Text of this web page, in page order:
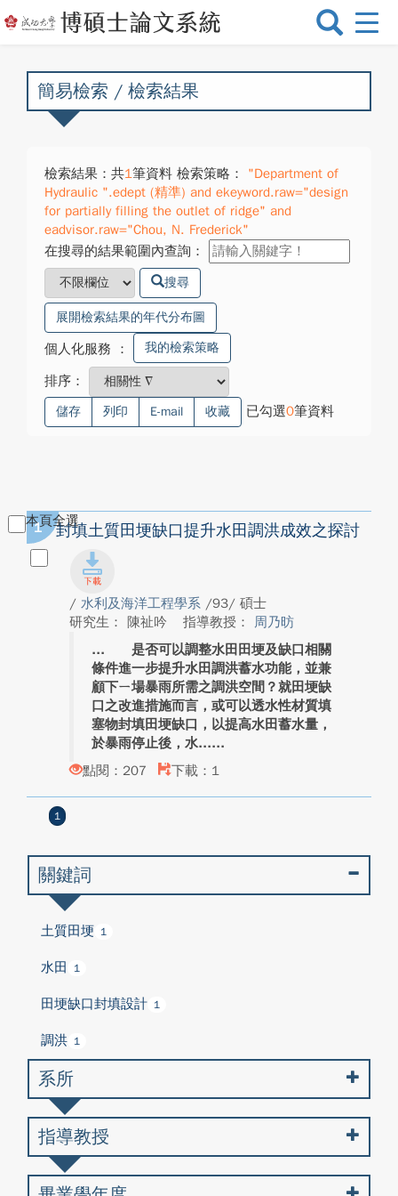
選
換
簡易檢索 / 檢索結果
檢索結果：共1筆資料 檢索策略：
"Department of
Hydraulic ".edept (精準) and ekeyword.raw="design
for partially filling the outlet of ridge" and
eadvisor.raw="Chou, N. Frederick"
在搜尋的結果範圍內查詢：
搜尋
展開檢索結果的年代分布圖
個人化服務 ： 我的檢索策略
排序：
儲存 列印 E-mail 收藏 已勾選0筆資料
本頁全選
1 封填土質田埂缺口提升水田調洪成效之探討
/ 水利及海洋工程學系 /93/ 碩士
研究生： 陳祉吟
指導教授： 周乃昉
是否可以調整水田田埂及缺口相關
條件進一步提升水田調洪蓄水功能，並兼
顧下ㄧ場暴雨所需之調洪空間？就田埂缺
口之改進措施而言，或可以透水性材質填
塞物封填田埂缺口，以提高水田蓄水量，
於暴雨停止後，水...
點閱：207
下載：1
1
關鍵詞
土質田埂 1
水田 1
田埂缺口封填設計 1
調洪 1
系所
指導教授